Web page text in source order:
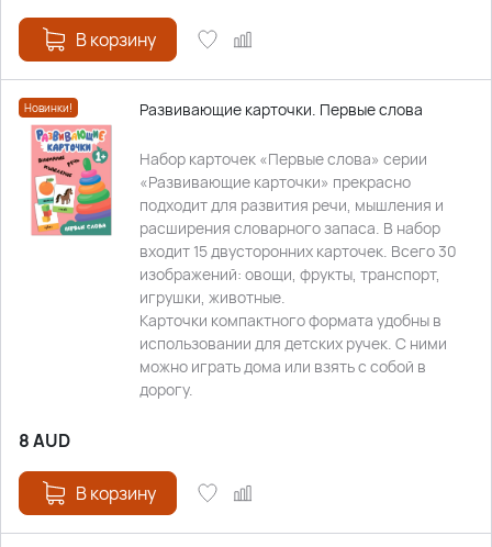
В корзину
Новинки! Развивающие карточки. Первые слова
Набор карточек «Первые слова» серии
«Развивающие карточки» прекрасно
подходит для развития речи, мышления и
расширения словарного запаса. В набор
входит 15 двусторонних карточек. Всего 30
изображений: овощи, фрукты, транспорт,
игрушки, животные.
Карточки компактного формата удобны в
использовании для детских ручек. С ними
можно играть дома или взять с собой в
дорогу.
8AUD
В корзину